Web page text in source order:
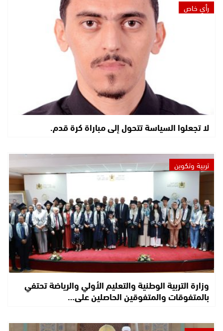
رأي خاص
لا تجعلوا السياسة تتحول إلى مباراة كرة قدم.
تربية وتكوين
وزارة التربية الوطنية والتعليم الأولي والرياضة تحتفي
بالمتفوقات والمتفوقين الحاصلين على…